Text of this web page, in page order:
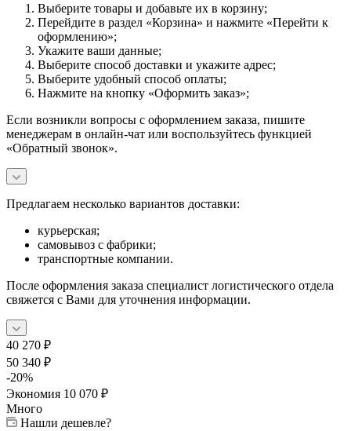
Выберите товары и добавьте их в корзину;
Перейдите в раздел «Корзина» и нажмите «Перейти к
оформлению»;
Укажите ваши данные;
Выберите способ доставки и укажите адрес;
Выберите удобный способ оплаты;
Нажмите на кнопку «Оформить заказ»;
Если возникли вопросы с оформлением заказа, пишите
менеджерам в онлайн-чат или воспользуйтесь функцией
«Обратный звонок».
Предлагаем несколько вариантов доставки:
курьерская;
самовывоз с фабрики;
транспортные компании.
После оформления заказа специалист логистического отдела
свяжется с Вами для уточнения информации.
40 270 ₽
50 340 ₽
-20%
Экономия 10 070 ₽
Много
Нашли дешевле?